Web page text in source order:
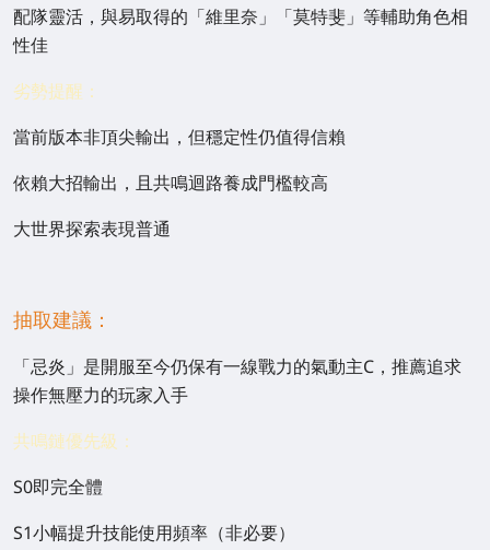
配隊靈活，與易取得的「維里奈」「莫特斐」等輔助角色相
性佳
劣勢提醒：
當前版本非頂尖輸出，但穩定性仍值得信賴
依賴大招輸出，且共鳴迴路養成門檻較高
大世界探索表現普通
抽取建議：
「忌炎」是開服至今仍保有一線戰力的氣動主C，推薦追求
操作無壓力的玩家入手
共鳴鏈優先級：
S0即完全體
S1小幅提升技能使用頻率（非必要）